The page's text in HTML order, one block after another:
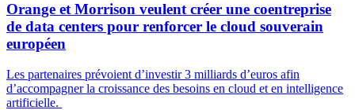
Orange et Morrison veulent créer une coentreprise
de data centers pour renforcer le cloud souverain
européen
Les partenaires prévoient d’investir 3 milliards d’euros afin
d’accompagner la croissance des besoins en cloud et en intelligence
artificielle.